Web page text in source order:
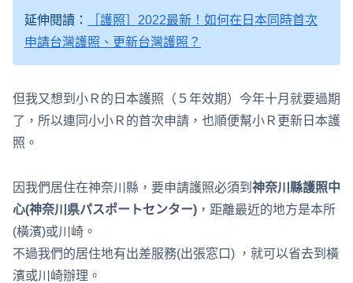
延伸閱讀：
［護照］2022最新！如何在日本同時首次
申請台灣護照、更新台灣護照？
但我又想到小Ｒ的日本護照（５年效期）今年十月就要過期
了，所以連同小小Ｒ的首次申請，也順便幫小Ｒ更新日本護
照。
因我們居住在神奈川縣，要申請護照必須到 神奈川縣護照中
心(神奈川県パスポートセンター) ，距離最近的地方是本所
(橫濱)或川崎。
不過我們的居住地有出差服務(出張窓口) ，就可以省去到橫
濱或川崎辦理。